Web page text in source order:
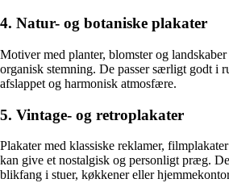
4. Natur- og botaniske plakater
Motiver med planter, blomster og
organisk stemning. De passer særligt godt i
afslappet og harmonisk atmosfære.
5. Vintage- og retroplakater
Plakater med klassiske reklamer,
kan give et nostalgisk og personligt præg.
blikfang i stuer, køkkener eller